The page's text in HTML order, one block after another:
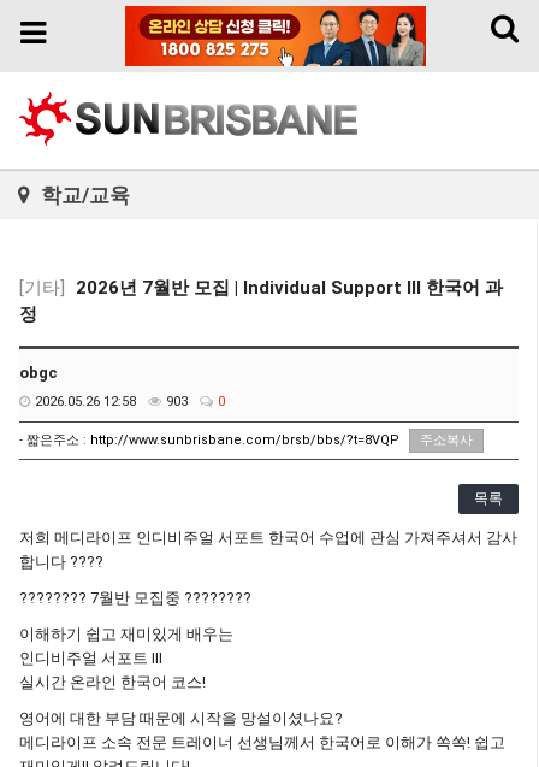
Toggle
Toggle
학교/교육
[기타]
2026년 7월반 모집 | Individual Support III 한국어 과
정
obgc
2026.05.26 12:58 903 0
- 짧은주소 : http://www.sunbrisbane.com/brsb/bbs/?t=8VQP 주소복사
목록
저희 메디라이프 인디비주얼 서포트 한국어 수업에 관심 가져주셔서 감사
합니다 ????
???????? 7월반 모집중 ????????
이해하기 쉽고 재미있게 배우는
인디비주얼 서포트 III
실시간 온라인 한국어 코스!
영어에 대한 부담 때문에 시작을 망설이셨나요?
메디라이프 소속 전문 트레이너 선생님께서 한국어로 이해가 쏙쏙! 쉽고